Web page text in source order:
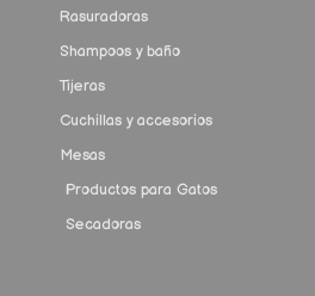
Rasuradoras
Shampoos y baño
Tijeras
Cuchillas y accesorios
Mesas
Productos para Gatos
Secadoras